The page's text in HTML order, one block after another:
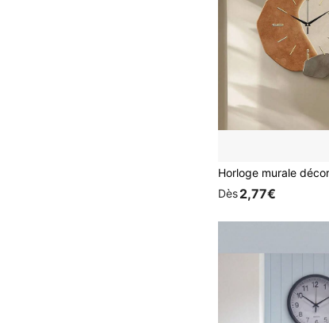
Dès2,77€